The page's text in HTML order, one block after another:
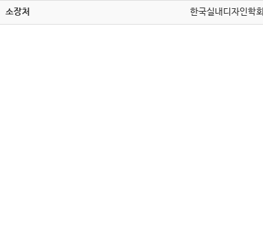
소장처 한국실내디자인학회